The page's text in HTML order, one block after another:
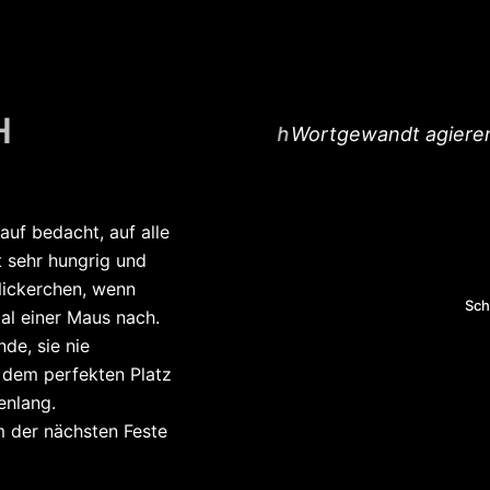
bedacht, auf alle
sehr hungrig und
wenn
einer Maus nach.
sie nie
perfekten Platz
der nächsten Feste
feinen Nase, bemerke ich Wortgewandt agieren